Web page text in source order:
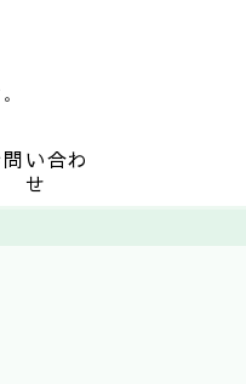
い合わ
せ